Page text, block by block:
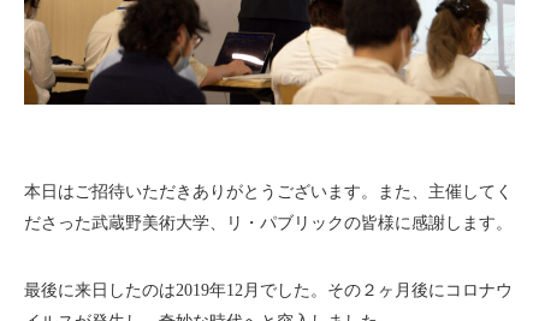
本日はご招待いただきありがとうございます。また、主催してく
ださった武蔵野美術大学、リ・パブリックの皆様に感謝します。
最後に来日したのは2019年12月でした。その２ヶ月後にコロナウ